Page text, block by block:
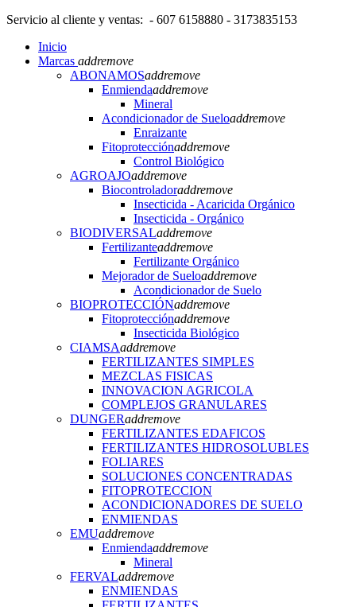
Servicio al cliente y ventas: - 607 6158880 - 3173835153
Inicio
Marcas addremove
ABONAMOSaddremove
Enmiendaaddremove
Mineral
Acondicionador de Sueloaddremove
Enraizante
Fitoprotecciónaddremove
Control Biológico
AGROAJOaddremove
Biocontroladoraddremove
Insecticida - Acaricida Orgánico
Insecticida - Orgánico
BIODIVERSALaddremove
Fertilizanteaddremove
Fertilizante Orgánico
Mejorador de Sueloaddremove
Acondicionador de Suelo
BIOPROTECCIÓNaddremove
Fitoprotecciónaddremove
Insecticida Biológico
CIAMSAaddremove
FERTILIZANTES SIMPLES
MEZCLAS FISICAS
INNOVACION AGRICOLA
COMPLEJOS GRANULARES
DUNGERaddremove
FERTILIZANTES EDAFICOS
FERTILIZANTES HIDROSOLUBLES
FOLIARES
SOLUCIONES CONCENTRADAS
FITOPROTECCION
ACONDICIONADORES DE SUELO
ENMIENDAS
EMUaddremove
Enmiendaaddremove
Mineral
FERVALaddremove
ENMIENDAS